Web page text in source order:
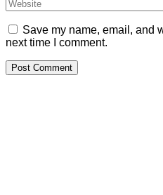
Save my name, email, and
next time I comment.